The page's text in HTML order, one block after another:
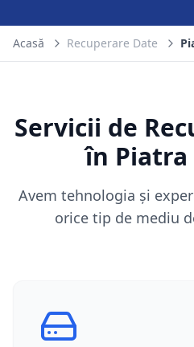
Acasă Recuperare Date
Servicii de
în
Avem tehnologia și
orice tip de mediu